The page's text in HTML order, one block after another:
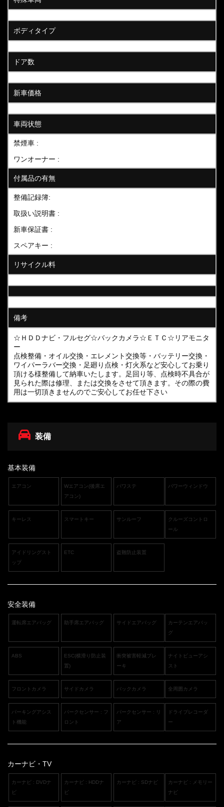
ボディタイプ
ドア数
新車価格
車両状態
禁煙車 :
ワンオーナー :
付属品の有無
整備記録簿:
取扱い説明書 :
新車保証書 :
スペアキー :
リサイクル料
備考
☆ＨＤＤナビ・フルセグ☆バックカメラ☆ＥＴＣ☆リアモニタ
ー
点検整備・オイル交換・エレメント交換等・バッテリー交換・
ワイパーラバー交換・足廻り点検・灯火系など安心してお乗り
頂ける様整備して納車いたします。足回り等、点検時不具合が
見られた際は修理、または交換をさせて頂きます。その際の費
用は一切頂きませんのでご安心してお任せ下さい
装備
基本装備
エアコン
Wエアコン(後席エ
アコン)
パワステ パワーウィンドウ
キーレス スマートキー サンルーフ
クルーズコントロ
ール
アイドリングスト
ップ
ETC 盗難防止装置
安全装備
運転席エアバッグ 助手席エアバッグ サイドエアバッグ
カーテンエアバッ
グ
ABS
ESC(横滑り防止装
置)
衝突被害軽減ブレ
ーキ
ナイトビューアシ
スト
フロントカメラ サイドカメラ バックカメラ 全周囲カメラ
パーキングアシス
ト機能
パークセンサー : フ
ロント
パークセンサー : リ
ア
ドライブレコーダ
ー
カーナビ・TV
カーナビ : DVDナ
ビ
カーナビ : HDDナ
ビ
カーナビ : SDナビ
カーナビ : メモリー
ナビ